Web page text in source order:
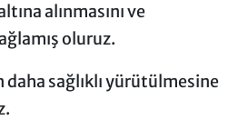
alınmasını ve
oluruz.
sağlıklı yürütülmesine